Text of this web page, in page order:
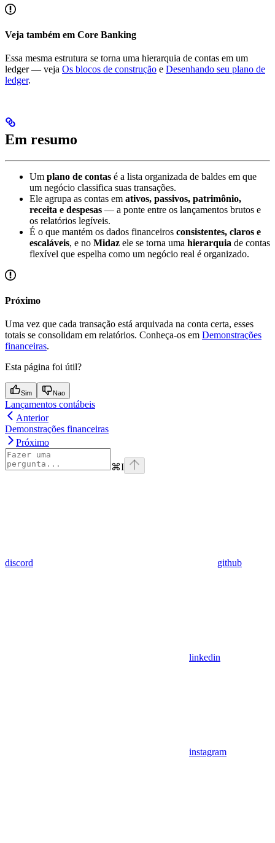
Veja também em Core Banking
Essa mesma estrutura se torna uma hierarquia de contas em um
ledger — veja Os blocos de construção e Desenhando seu plano de
ledger.
Em resumo
Um plano de contas é a lista organizada de baldes em que
um negócio classifica suas transações.
Ele agrupa as contas em ativos, passivos, patrimônio,
receita e despesas — a ponte entre os lançamentos brutos e
os relatórios legíveis.
É o que mantém os dados financeiros consistentes, claros e
escaláveis, e no Midaz ele se torna uma hierarquia de contas
flexível que espelha como um negócio real é organizado.
Próximo
Uma vez que cada transação está arquivada na conta certa, esses
totais se consolidam em relatórios. Conheça-os em Demonstrações
financeiras.
Esta página foi útil?
Sim Nao
Lançamentos contábeis
Anterior
Demonstrações financeiras
Próximo
⌘I
discord github
linkedin
instagram